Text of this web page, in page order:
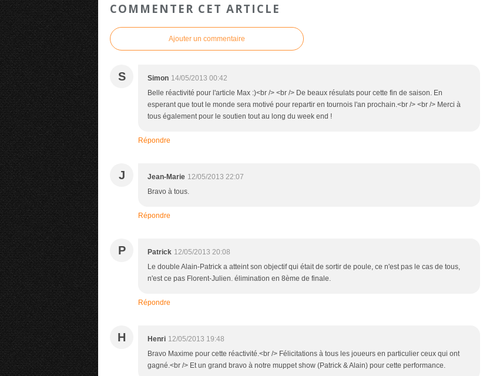
COMMENTER CET ARTICLE
Ajouter un commentaire
S Simon 14/05/2013 00:42
Belle réactivité pour l'article Max :)<br /> <br /> De beaux résulats pour cette fin de saison. En
esperant que tout le monde sera motivé pour repartir en tournois l'an prochain.<br /> <br /> Merci à
tous également pour le soutien tout au long du week end !
Répondre
J Jean-Marie 12/05/2013 22:07
Bravo à tous.
Répondre
P Patrick 12/05/2013 20:08
Le double Alain-Patrick a atteint son objectif qui était de sortir de poule, ce n'est pas le cas de tous,
n'est ce pas Florent-Julien. élimination en 8ème de finale.
Répondre
H Henri 12/05/2013 19:48
Bravo Maxime pour cette réactivité.<br /> Félicitations à tous les joueurs en particulier ceux qui ont
gagné.<br /> Et un grand bravo à notre muppet show (Patrick & Alain) pour cette performance.